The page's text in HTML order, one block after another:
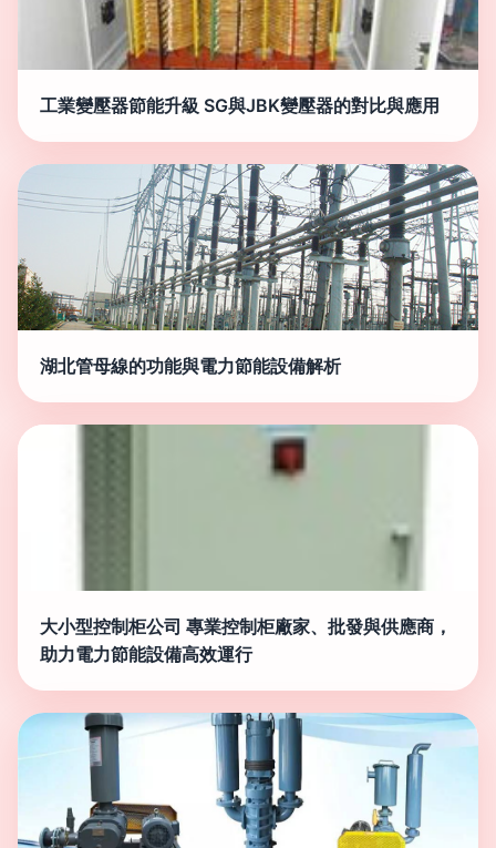
工業變壓器節能升級 SG與JBK變壓器的對比與應用
湖北管母線的功能與電力節能設備解析
大小型控制柜公司 專業控制柜廠家、批發與供應商，
助力電力節能設備高效運行